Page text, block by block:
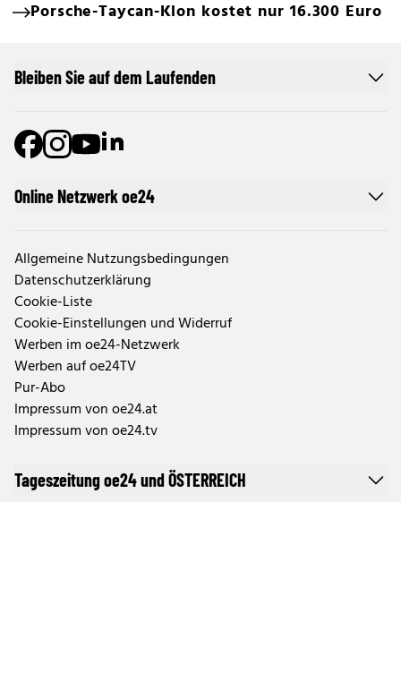
Porsche-Taycan-Klon kostet nur 16.300 Euro
Online Netzwerk oe24
Allgemeine Nutzungsbedingungen
Datenschutzerklärung
Cookie-Liste
Cookie-Einstellungen und Widerruf
Werben im oe24-Netzwerk
Werben auf oe24TV
Pur-Abo
Impressum von oe24.at
Impressum von oe24.tv
Tageszeitung oe24 und ÖSTERREICH
Bleiben Sie auf dem Laufenden